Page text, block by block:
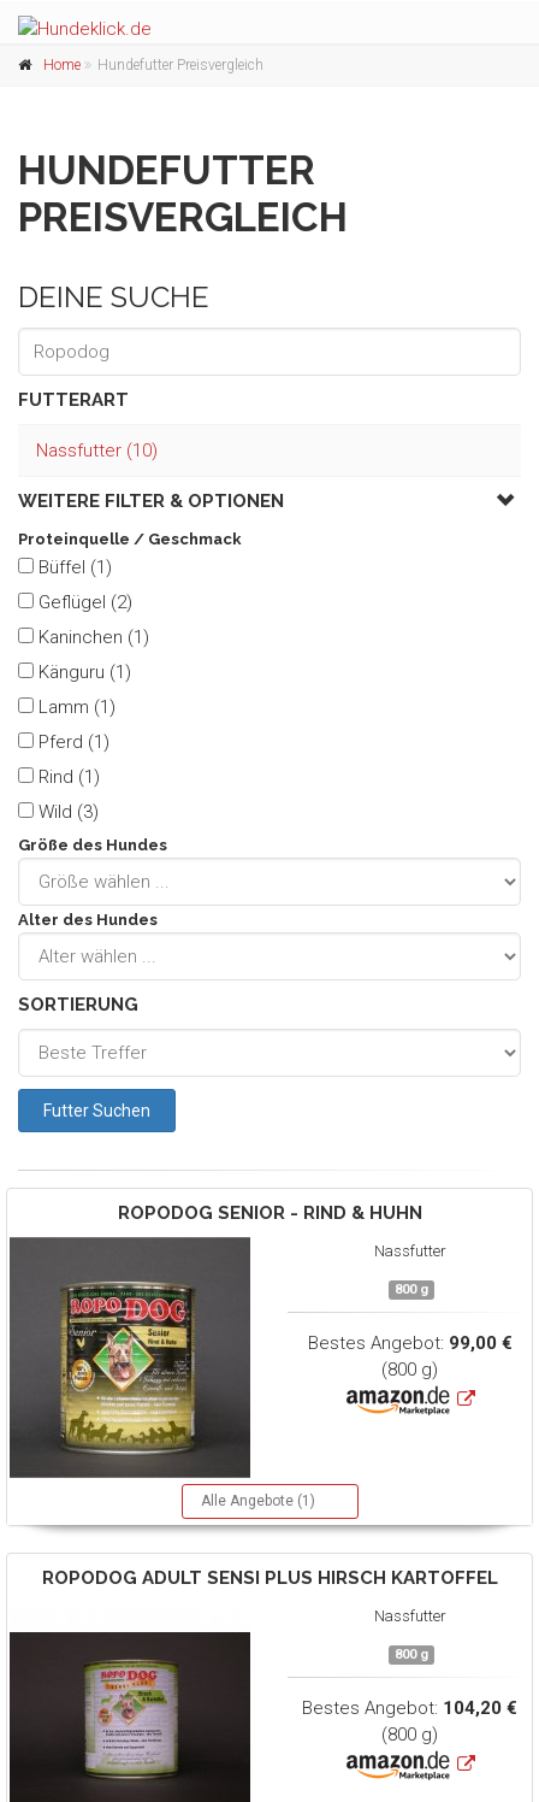
Home Hundefutter Preisvergleich
HUNDEFUTTER
PREISVERGLEICH
DEINE SUCHE
FUTTERART
Nassfutter (10)
WEITERE FILTER & OPTIONEN
Proteinquelle / Geschmack
Büffel (1)
Geflügel (2)
Kaninchen (1)
Känguru (1)
Lamm (1)
Pferd (1)
Rind (1)
Wild (3)
Größe des Hundes
Alter des Hundes
SORTIERUNG
ROPODOG SENIOR - RIND & HUHN
Nassfutter
800 g
Bestes Angebot: 99,00 €
(800 g)
Alle Angebote (1)
ROPODOG ADULT SENSI PLUS HIRSCH KARTOFFEL
Nassfutter
800 g
Bestes Angebot: 104,20 €
(800 g)